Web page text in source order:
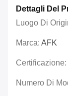
Dettagli Del
Luogo Di
Marca: AFK
Certificazione:
Numero Di